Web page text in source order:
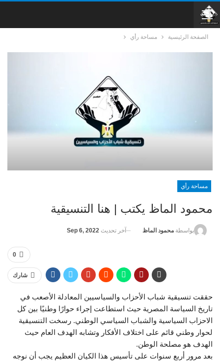
الصفحة الرئيسية مساحة رأي
مساحة رأي
محمود الماظ يكتب | هنا التنسيقية
بواسطة محمود الماظ آخر تحديث Sep 6, 2022
0
شارك
حققت تنسيقية شباب الأحزاب والسياسيين المعادلة الأصعب في
تاريخ السياسة المصرية حيث استطاعت إجراء حوارًا وطنيًا بين كل
الاحزاب السياسية والشباب السياسي الوطني. رسخت التنسيقية
لحوار وطني قائم على اختلاف الأفكار وتشابه الهدف العام حيث
الهدف هو مصلحة الوطن.
بعد مرور أربع سنوات على تأسيس هذا الكيان العظيم يجب أن نوجه